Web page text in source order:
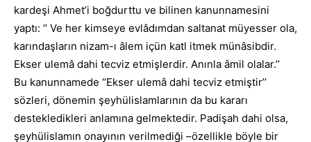
kardeşi Ahmet’i boğdurttu ve bilinen kanunnamesini
yaptı: ‘’ Ve her kimseye evlâdımdan saltanat müyesser ola,
karındaşların nizam-ı âlem içün katl itmek münâsibdir.
Ekser ulemâ dahi tecviz etmişlerdir. Anınla âmil olalar.’’
Bu kanunnamede ‘’Ekser ulemâ dahi tecviz etmiştir’’
sözleri, dönemin şeyhülislamlarının da bu kararı
destekledikleri anlamına gelmektedir. Padişah dahi olsa,
şeyhülislamın onayının verilmediği –özellikle böyle bir